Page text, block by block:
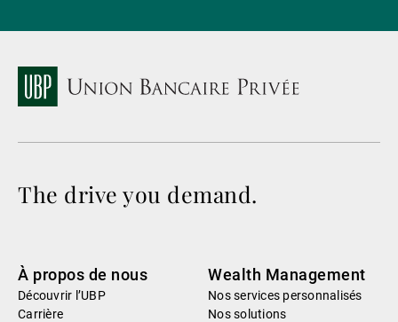
The drive you demand.
À propos de nous
Découvrir l’UBP
Carrière
Wealth Management
Nos services personnalisés
Nos solutions